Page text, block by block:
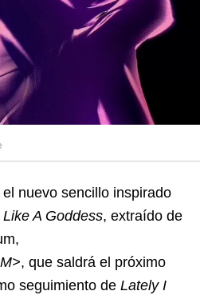
nuevo sencillo inspirado
A Goddess, extraído de
, que saldrá el próximo
seguimiento de Lately I